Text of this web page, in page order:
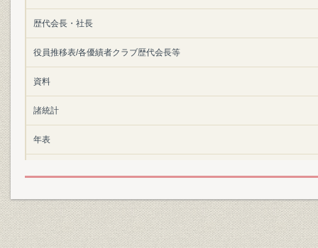
歴代会長・社長
役員推移表/各優績者クラブ歴代会長等
資料
諸統計
年表
参考文献
あとがき